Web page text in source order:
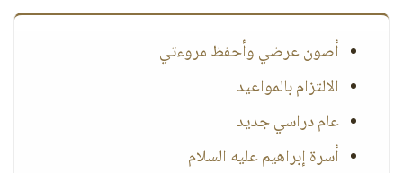
أصون عرضي وأحفظ مروءتي
الالتزام بالمواعيد
عام دراسي جديد
أسرة إبراهيم عليه السلام